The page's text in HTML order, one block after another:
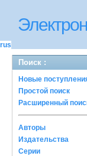
rus
Поиск :
Новые
Простой поиск
Расширенный
Авторы
Издательства
Серии